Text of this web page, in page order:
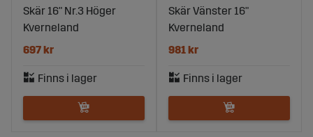
Skär 16" Nr.3 Höger
Kverneland
697 kr
Skär Vänster 16"
Kverneland
981 kr